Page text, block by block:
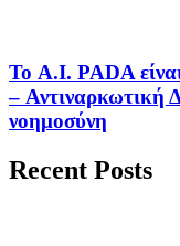
Το A.I. PADA
– Αντιναρκωτική
νοημοσύνη
Recent Posts